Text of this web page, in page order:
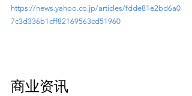
https://news.yahoo.co.jp/articles/fdde81e2bd6a0
7c3d336b1cff82169563cd51960
商业资讯